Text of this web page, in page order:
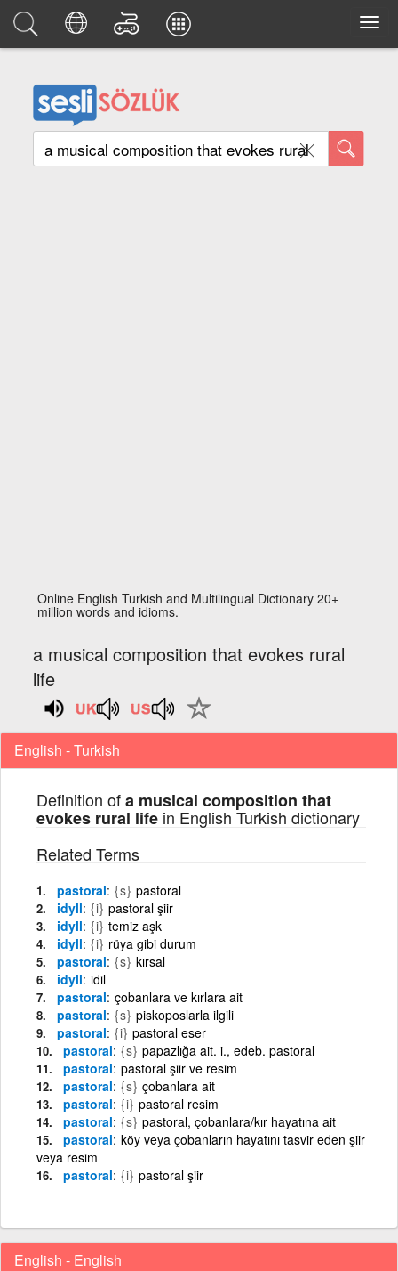
Online English Turkish and Multilingual Dictionary 20+
million words and idioms.
a musical composition that evokes rural
life
English - Turkish
Definition ofa musical composition that
evokes rural life in English Turkish dictionary
Related Terms
pastoral {s} pastoral
idyll {i} pastoral şiir
idyll {i} temiz aşk
idyll {i} rüya gibi durum
pastoral {s} kırsal
idyll idil
pastoral çobanlara ve kırlara ait
pastoral {s} piskoposlarla ilgili
pastoral {i} pastoral eser
pastoral {s} papazlığa ait. i., edeb. pastoral
pastoral pastoral şiir ve resim
pastoral {s} çobanlara ait
pastoral {i} pastoral resim
pastoral {s} pastoral, çobanlara/kır hayatına ait
pastoral köy veya çobanların hayatını tasvir eden şiir
veya resim
pastoral {i} pastoral şiir
English - English